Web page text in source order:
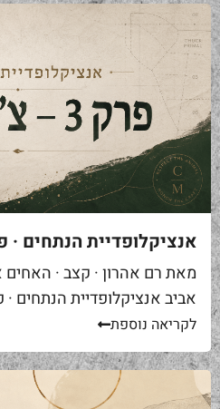
אנציקלופדיית הנתחים · פרק 3 –
מאת רם אהרון · קצב · האחים
סיפור. אתם באים לאחת
לקריאה נוספת